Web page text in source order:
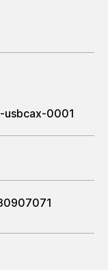
usbcax-0001